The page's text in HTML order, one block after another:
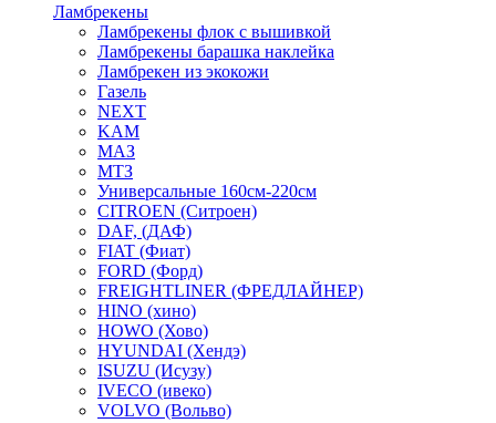
Ламбрекены
Ламбрекены флок с вышивкой
Ламбрекены барашка наклейка
Ламбрекен из экокожи
Газель
NEXT
KAM
МАЗ
МТЗ
Универсальные 160см-220см
CITROEN (Ситроен)
DAF, (ДАФ)
FIAT (Фиат)
FORD (Форд)
FREIGHTLINER (ФРЕДЛАЙНЕР)
HINO (хино)
HOWO (Хово)
HYUNDAI (Хендэ)
ISUZU (Исузу)
IVECO (ивеко)
VOLVO (Вольво)